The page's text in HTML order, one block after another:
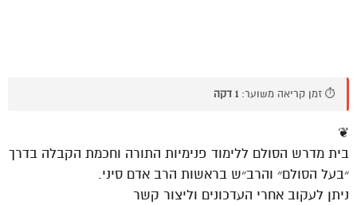
⏱️ זמן קריאה משוער: 1 דקה
❦
בית מדרש הסולם ללימוד פנימיות התורה וחכמת הקבלה בדרך
״בעל הסולם״ והרב״ש בראשות הרב אדם סיני.
ניתן לעקוב אחרי העדכונים וליצור קשר